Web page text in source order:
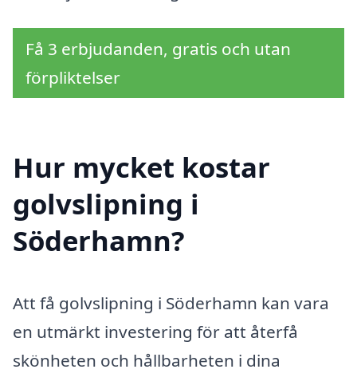
Få 3 erbjudanden, gratis och utan
förpliktelser
Hur mycket kostar
golvslipning i
Söderhamn?
Att få golvslipning i Söderhamn kan vara
en utmärkt investering för att återfå
skönheten och hållbarheten i dina